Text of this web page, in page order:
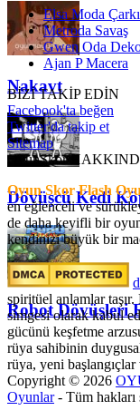
Nakavt
Dövüşcü Kedi
Robot Dövüşleri
Elsa Moda Çarkı
Metroda Savaş
Gwen Oda
Ajan P Macera
BİZİ TAKİP EDİN
Facebook'ta beğen
Twitter'da takip et
Sitemap
OyunSkor
Oyun Skor Flash
en eğlenceli ve
de daha keyifli bir
kendinizi büyük bir
spiritüel anlamlar
simgesi olarak kabul
gücünü keşfetme
rüya sahibinin
rüya, yeni başlangıçlar
Copyright © 2026
Oyunlar- Tüm hakları